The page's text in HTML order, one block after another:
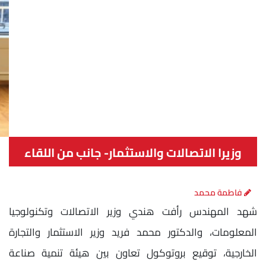
وزيرا الاتصالات والاستثمار- جانب من اللقاء
فاطمة محمد
شهد المهندس رأفت هندي وزير الاتصالات وتكنولوجيا
المعلومات، والدكتور محمد فريد وزير الاستثمار والتجارة
الخارجية، توقيع بروتوكول تعاون بين هيئة تنمية صناعة